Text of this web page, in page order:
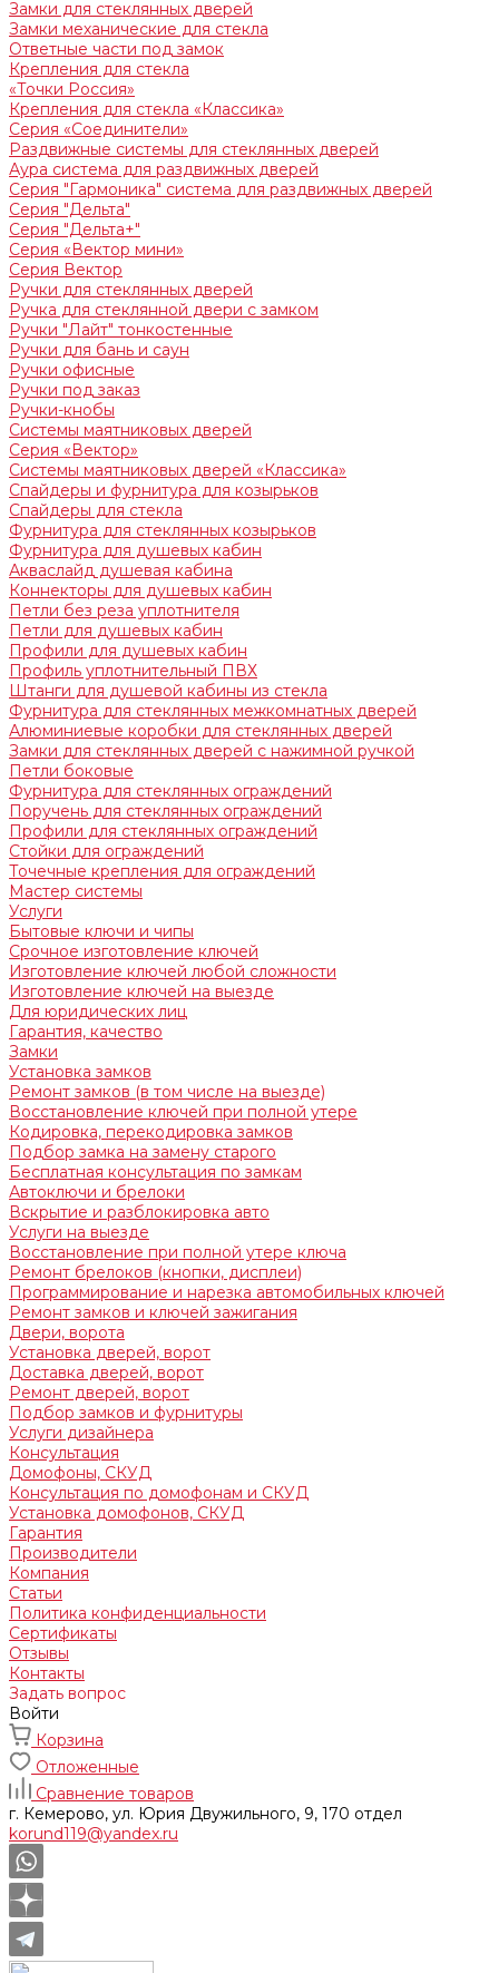
Замки для стеклянных дверей
Замки механические для стекла
Ответные части под замок
Крепления для стекла
«Точки Россия»
Крепления для стекла «Классика»
Серия «Соединители»
Раздвижные системы для стеклянных дверей
Аура система для раздвижных дверей
Серия "Гармоника" система для раздвижных дверей
Серия "Дельта"
Серия "Дельта+"
Серия «Вектор мини»
Серия Вектор
Ручки для стеклянных дверей
Ручка для стеклянной двери с замком
Ручки "Лайт" тонкостенные
Ручки для бань и саун
Ручки офисные
Ручки под заказ
Ручки-кнобы
Системы маятниковых дверей
Серия «Вектор»
Системы маятниковых дверей «Классика»
Спайдеры и фурнитура для козырьков
Спайдеры для стекла
Фурнитура для стеклянных козырьков
Фурнитура для душевых кабин
Акваслайд душевая кабина
Коннекторы для душевых кабин
Петли без реза уплотнителя
Петли для душевых кабин
Профили для душевых кабин
Профиль уплотнительный ПВХ
Штанги для душевой кабины из стекла
Фурнитура для стеклянных межкомнатных дверей
Алюминиевые коробки для стеклянных дверей
Замки для стеклянных дверей с нажимной ручкой
Петли боковые
Фурнитура для стеклянных ограждений
Поручень для стеклянных ограждений
Профили для стеклянных ограждений
Стойки для ограждений
Точечные крепления для ограждений
Мастер системы
Услуги
Бытовые ключи и чипы
Срочное изготовление ключей
Изготовление ключей любой сложности
Изготовление ключей на выезде
Для юридических лиц
Гарантия, качество
Замки
Установка замков
Ремонт замков (в том числе на выезде)
Восстановление ключей при полной утере
Кодировка, перекодировка замков
Подбор замка на замену старого
Бесплатная консультация по замкам
Автоключи и брелоки
Вскрытие и разблокировка авто
Услуги на выезде
Восстановление при полной утере ключа
Ремонт брелоков (кнопки, дисплеи)
Программирование и нарезка автомобильных ключей
Ремонт замков и ключей зажигания
Двери, ворота
Установка дверей, ворот
Доставка дверей, ворот
Ремонт дверей, ворот
Подбор замков и фурнитуры
Услуги дизайнера
Консультация
Домофоны, СКУД
Консультация по домофонам и СКУД
Установка домофонов, СКУД
Гарантия
Производители
Компания
Статьи
Политика конфиденциальности
Сертификаты
Отзывы
Контакты
Задать вопрос
Войти
Корзина
Отложенные
Сравнение товаров
г. Кемерово, ул. Юрия Двужильного, 9, 170 отдел
korund119@yandex.ru